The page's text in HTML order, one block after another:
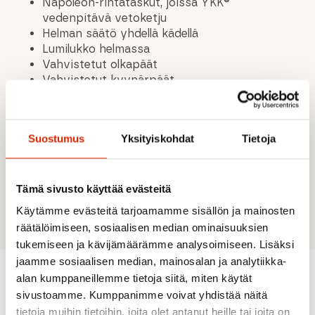
Suostumus Yksityiskohdat Tietoja
Tämä sivusto käyttää evästeitä
Käytämme evästeitä tarjoamamme sisällön ja mainosten
räätälöimiseen, sosiaalisen median ominaisuuksien
tukemiseen ja kävijämäärämme analysoimiseen. Lisäksi
jaamme sosiaalisen median, mainosalan ja analytiikka-
alan kumppaneillemme tietoja siitä, miten käytät
sivustoamme. Kumppanimme voivat yhdistää näitä
tietoja muihin tietoihin, joita olet antanut heille tai joita on
vedenpitävä vetoketju
Helman säätö yhdellä kädellä
Lumilukko helmassa
Vahvistetut olkapäät
Vahvistetut kyynärpäät
Freeride-kypärään sopiva myrskyhuppu
teipillä
X-open kainaloissa vetoketjullinen tuuletus
vetoketju edessä
Suositeltua sinulle